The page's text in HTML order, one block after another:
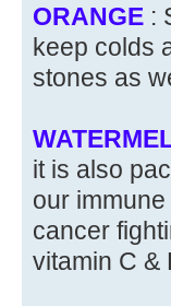
ORANGE :
keep colds
stones as
it is also
our
cancer
vitamin C &